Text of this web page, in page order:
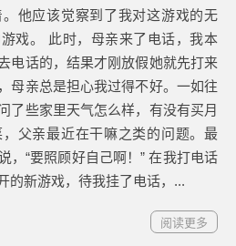
他应该觉察到了我对这游戏的无
戏。 此时，母亲来了电话，我本
电话的，结果才刚放假她就先打来
母亲总是担心我过得不好。一如往
了些家里天气怎么样，有没有买月
父亲最近在干嘛之类的问题。最
，“要照顾好自己啊！” 在我打电话
的新游戏，待我挂了电话，...
阅读更多